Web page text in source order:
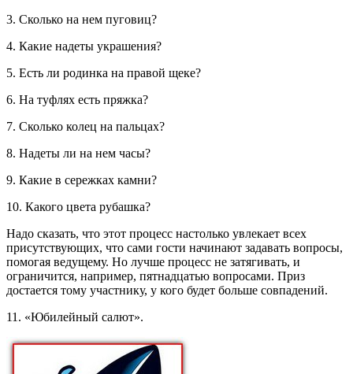
3. Сколько на нем пуговиц?
4. Какие надеты украшения?
5. Есть ли родинка на правой щеке?
6. На туфлях есть пряжка?
7. Сколько колец на пальцах?
8. Надеты ли на нем часы?
9. Какие в сережках камни?
10. Какого цвета рубашка?
Надо сказать, что этот процесс настолько увлекает всех
присутствующих, что сами гости начинают задавать вопросы,
помогая ведущему. Но лучше процесс не затягивать, и
ограничится, например, пятнадцатью вопросами. Приз
достается тому участнику, у кого будет больше совпадений.
11. «Юбилейный салют».